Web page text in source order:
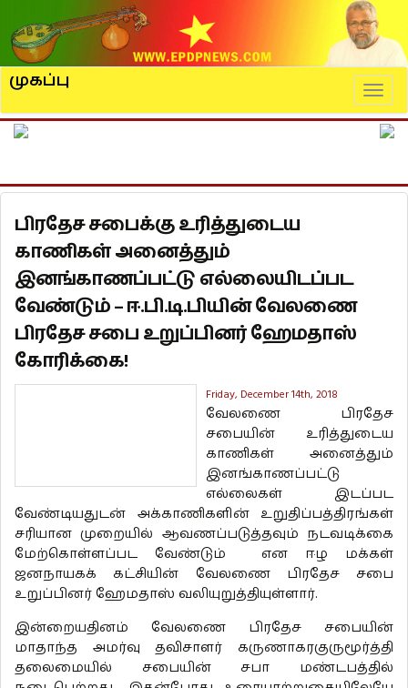
முகப்பு
பிரதேச சபைக்கு உரித்துடைய
காணிகள் அனைத்தும்
இனங்காணப்பட்டு எல்லையிடப்பட
வேண்டும் – ஈ.பி.டி.பியின் வேலணை
பிரதேச சபை உறுப்பினர் ஹேமதாஸ்
கோரிக்கை!
Friday, December 14th, 2018
வேலணை பிரதேச
சபையின் உரித்துடைய
காணிகள் அனைத்தும்
இனங்காணப்பட்டு
எல்லைகள் இடப்பட
வேண்டியதுடன் அக்காணிகளின் உறுதிப்பத்திரங்கள்
சரியான முறையில் ஆவணப்படுத்தவும் நடவடிக்கை
மேற்கொள்ளப்பட வேண்டும் என ஈழ மக்கள்
ஜனநாயகக் கட்சியின் வேலணை பிரதேச சபை
உறுப்பினர் ஹேமதாஸ் வலியுறுத்தியுள்ளார்.
இன்றையதினம் வேலணை பிரதேச சபையின்
மாதாந்த அமர்வு தவிசாளர் கருணாகரகுருமூர்த்தி
தலைமையில் சபையின் சபா மண்டபத்தில்